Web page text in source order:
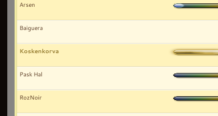
Arsen
Baiguera
Koskenkorva
Pask Hal
RozNoir